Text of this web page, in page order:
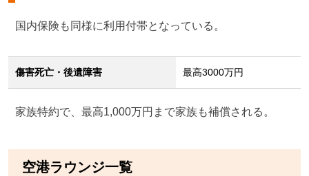
国内保険も同様に利用付帯となっている。
傷害死亡・後遺障害 最高3000万円
家族特約で、最高1,000万円まで家族も補償される。
空港ラウンジ一覧